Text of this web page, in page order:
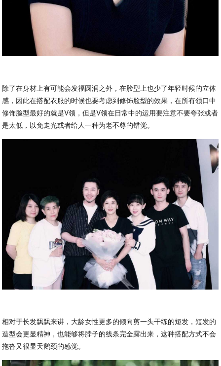
除了在身材上有可能会发福圆润之外，在脸型上也少了年轻时候的立体
感，因此在搭配衣服的时候也要考虑到修饰脸型的效果，在所有领口中
修饰脸型最好的就是V领，但是V领在日常中的运用要注意不要夸张或者
是太低，以免走光或者给人一种为老不尊的错觉。
相对于长发飘飘来讲，大龄女性更多的倾向剪一头干练的短发，短发的
造型会更显精神，也能够将脖子的线条完全露出来，这种搭配方式不会
拖沓又很显天鹅颈的感觉。